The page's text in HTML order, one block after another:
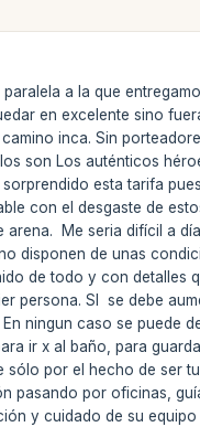
a la que
en excelente sino
inca. Sin
son Los auténticos
esta tarifa
con el desgaste de
Me seria difícil a
disponen de unas
de todo y con detalles
persona. SI se debe
ningun caso se puede
ir x al baño, para
por el hecho de ser
pasando por oficinas,
y cuidado de su